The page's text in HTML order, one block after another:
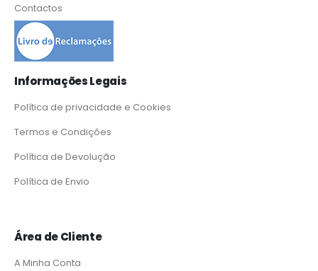
Contactos
Informações Legais
Política de privacidade e Cookies
Termos e Condições
Política de Devolução
Política de Envio
Área de Cliente
A Minha Conta